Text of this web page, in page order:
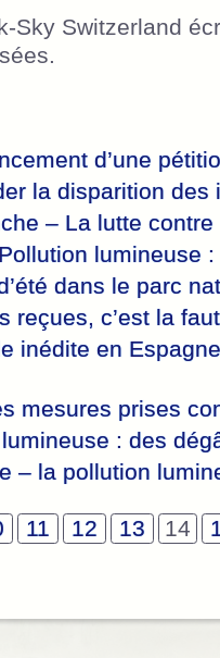
Sky Switzerland
d’une
la disparition des
– La lutte
lumineuse
dans le parc
reçues, c’est la
inédite en
mesures prises
: des
– la pollution
11 12 13 14